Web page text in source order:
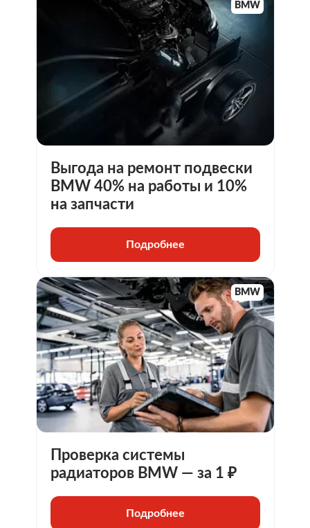
BMW
Выгода на ремонт подвески
BMW 40% на работы и 10%
на запчасти
Подробнее
BMW
Проверка системы
радиаторов BMW — за 1 ₽
Подробнее